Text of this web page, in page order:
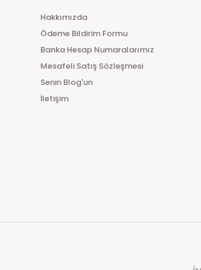
Hakkımızda
Ödeme Bildirim Formu
Banka Hesap Numaralarımız
Mesafeli Satış Sözleşmesi
Senin Blog'un
İletişim